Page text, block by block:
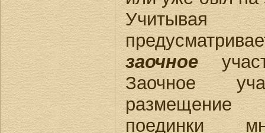
заочное
Заочное
размещение
поединки